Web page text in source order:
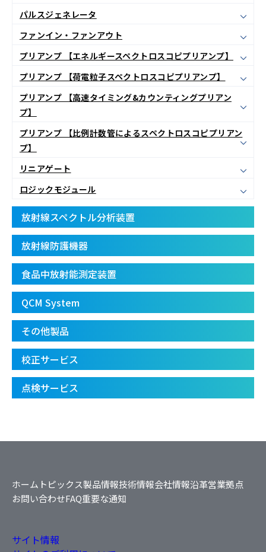
パルスジェネレータ
ファンイン・ファンアウト
プリアンプ 【エネルギースペクトロスコピプリアンプ】
プリアンプ 【荷電粒子スペクトロスコピプリアンプ】
プリアンプ 【高速タイミング&カウンティングプリアン
プ】
プリアンプ 【比例計数管によるスペクトロスコピプリアン
プ】
リニアゲート
ロジックモジュール
放射線スペクトル分析装置
放射線防護機器
食品中放射能測定装置
QCM System
その他製品
校正サービス
点検サービス
ホーム トピックス製品情報技術情報会社情報沿革営業拠点
お問い合わせFAQ重要な通知
サイト情報